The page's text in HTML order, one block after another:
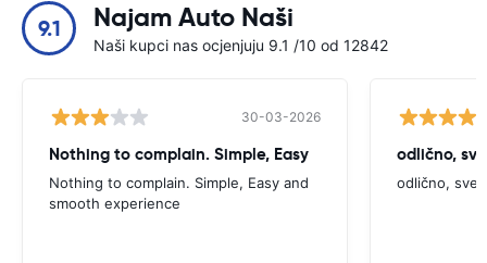
9.1 Najam Auto Naši
Naši kupci nas ocjenjuju 9.1 /10 od 12842
30-03-2026
Nothing to complain. Simple, Easy
Nothing to complain. Simple, Easy and
smooth experience
odlično,
odlično, sve